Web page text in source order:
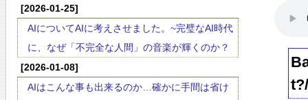
[2026-01-25]
AIについてAIに考えさせました。~完璧なAI時代
に、なぜ「不完全な人間」の音楽が輝くのか？
[2026-01-08]
AIはこんな事も出来るのか…確かに手間は省け